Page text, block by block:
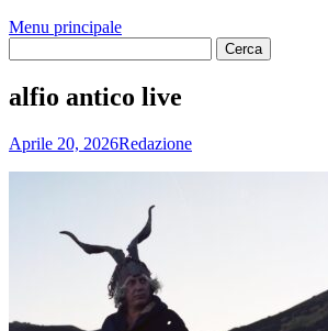
Menu principale
alfio antico live
Aprile 20, 2026Redazione